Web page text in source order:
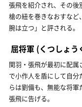
張飛を紹介され、その
槍の紐を巻きなおすな
腕は立つ」と評される。
屈将軍 (くつしょう
関羽・張飛が最初に配
で小作人を盾にして自
らは劉備も、無能な将
張飛に告げる。